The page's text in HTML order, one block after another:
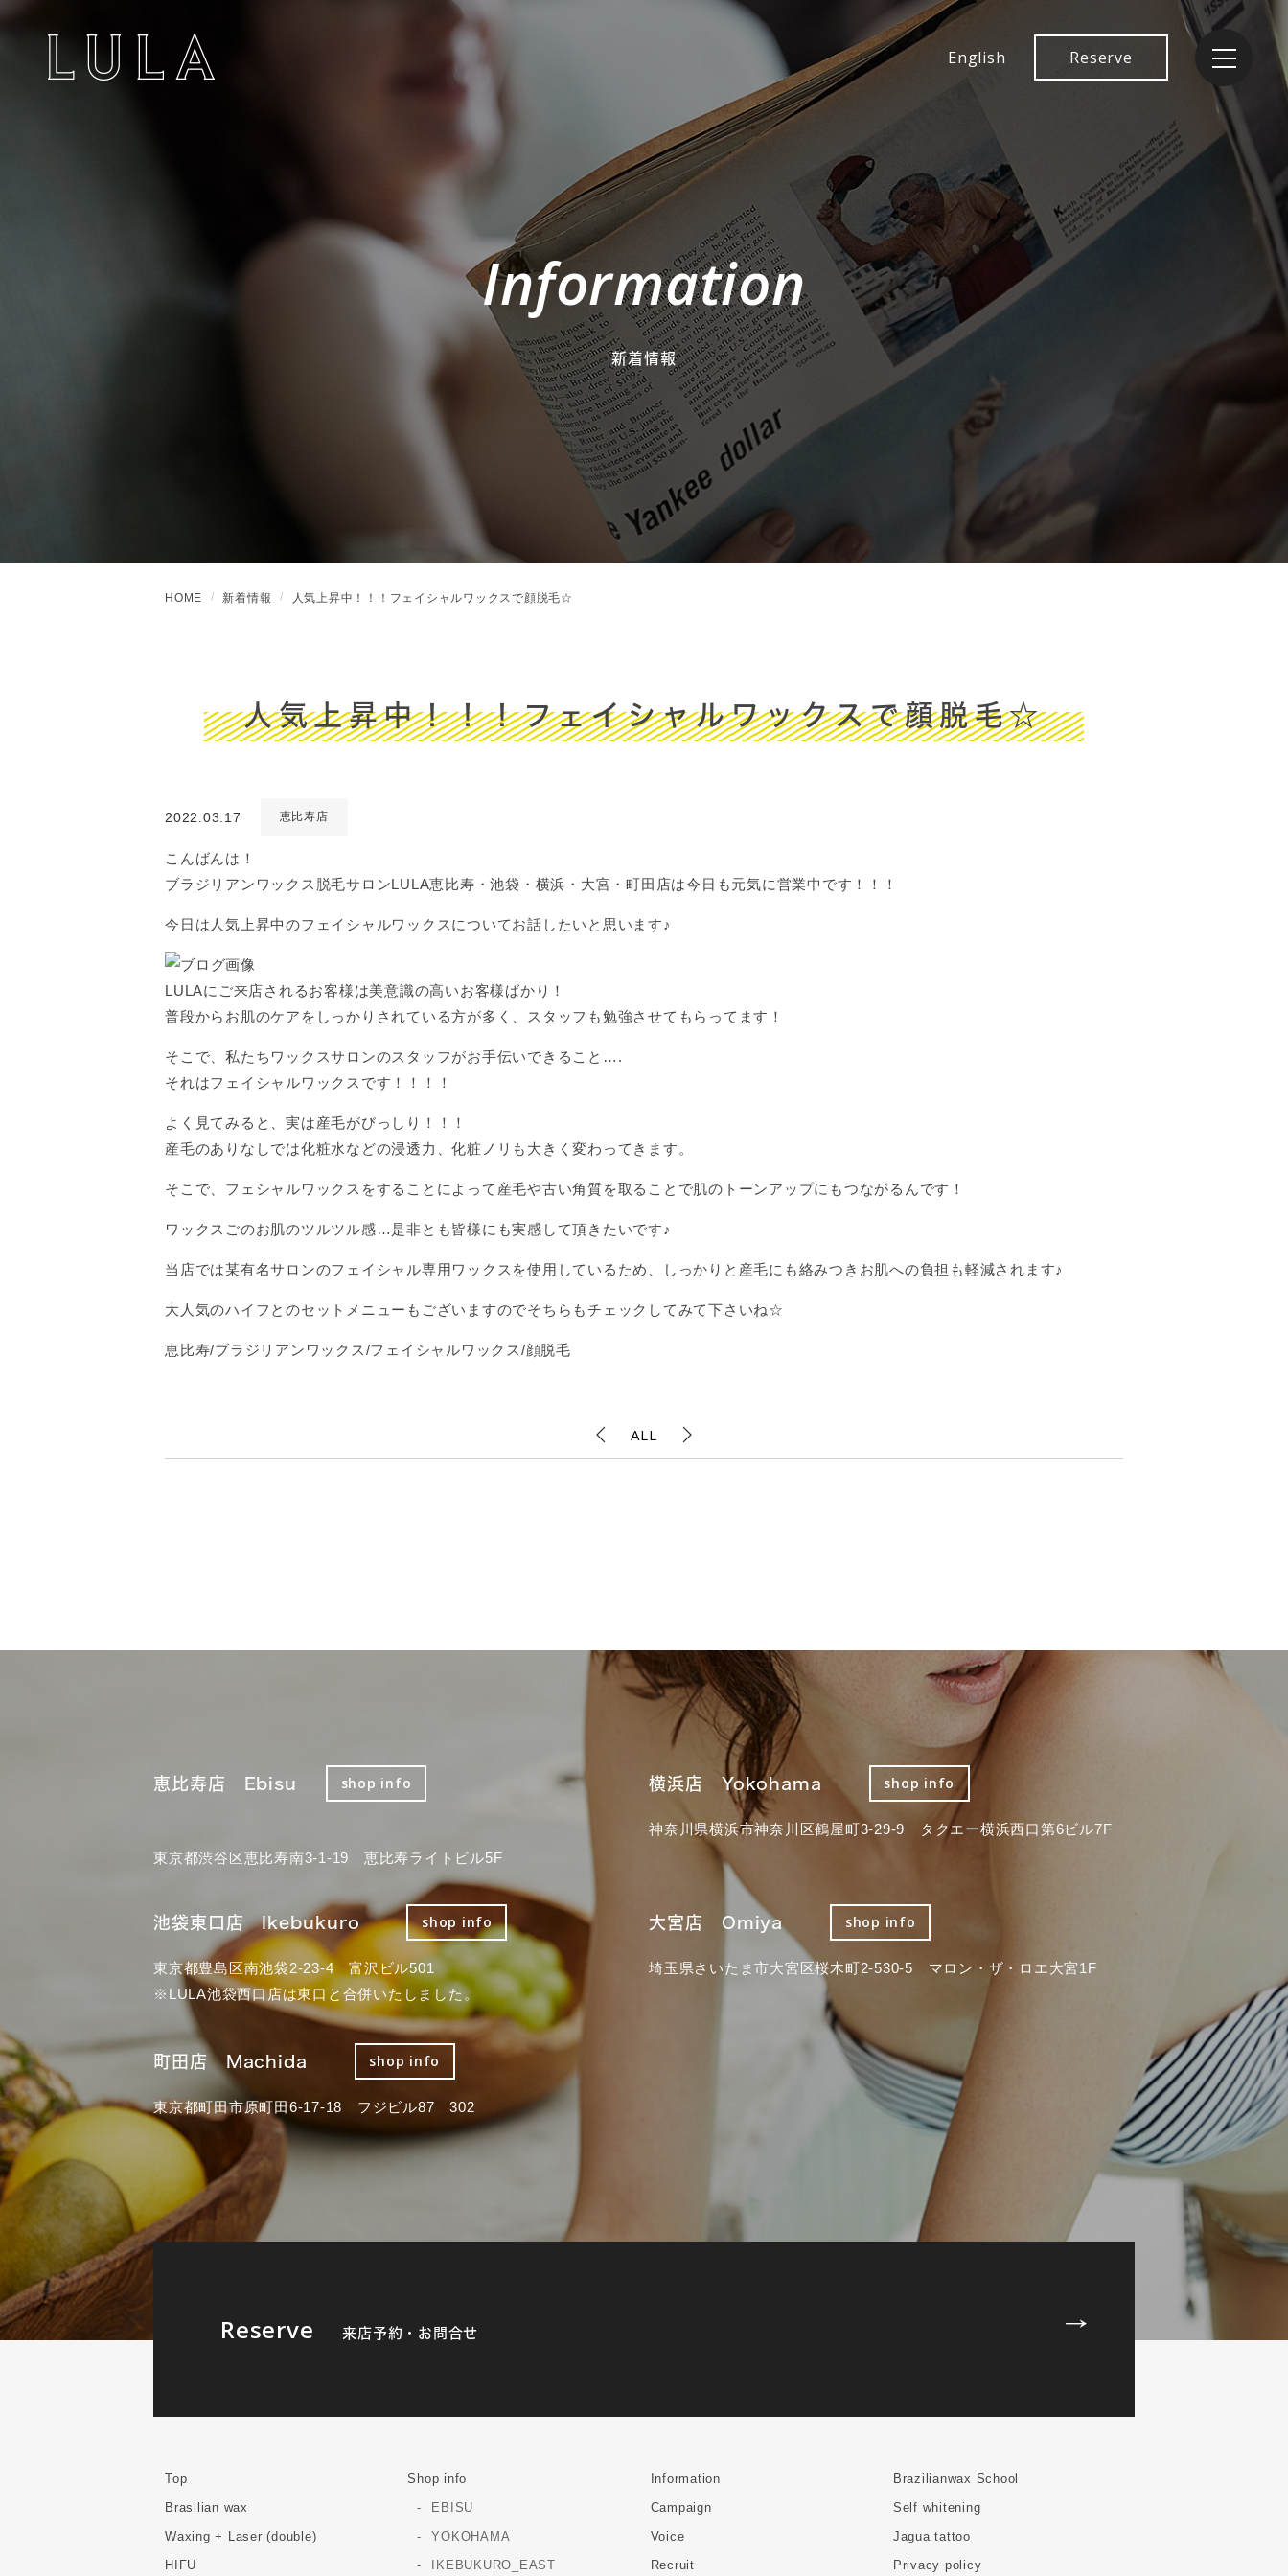
English Reserve
Information
新着情報
HOME 新着情報 人気上昇中！！！フェイシャルワックスで顔脱毛☆
人気上昇中！！！フェイシャルワックスで顔脱毛☆
2022.03.17 恵比寿店
こんばんは！
ブラジリアンワックス脱毛サロンLULA恵比寿・池袋・横浜・大宮・町田店は今日も元気に営業中です！！！
今日は人気上昇中のフェイシャルワックスについてお話したいと思います♪
LULAにご来店されるお客様は美意識の高いお客様ばかり！
普段からお肌のケアをしっかりされている方が多く、スタッフも勉強させてもらってます！
そこで、私たちワックスサロンのスタッフがお手伝いできること….
それはフェイシャルワックスです！！！！
よく見てみると、実は産毛がびっしり！！！
産毛のありなしでは化粧水などの浸透力、化粧ノリも大きく変わってきます。
そこで、フェシャルワックスをすることによって産毛や古い角質を取ることで肌のトーンアップにもつながるんです！
ワックスごのお肌のツルツル感…是非とも皆様にも実感して頂きたいです♪
当店では某有名サロンのフェイシャル専用ワックスを使用しているため、しっかりと産毛にも絡みつきお肌への負担も軽減されます♪
大人気のハイフとのセットメニューもございますのでそちらもチェックしてみて下さいね☆
恵比寿/ブラジリアンワックス/フェイシャルワックス/顔脱毛
ALL
恵比寿店 Ebisu shop info
東京都渋谷区恵比寿南3-1-19 恵比寿ライトビル5F
横浜店 Yokohama shop info
神奈川県横浜市神奈川区鶴屋町3-29-9 タクエー横浜西口第6ビル7F
池袋東口店 Ikebukuro shop info
東京都豊島区南池袋2-23-4 富沢ビル501
※LULA池袋西口店は東口と合併いたしました。
大宮店 Omiya shop info
埼玉県さいたま市大宮区桜木町2-530-5 マロン・ザ・ロエ大宮1F
町田店 Machida shop info
東京都町田市原町田6-17-18 フジビル87 302
Reserve 来店予約・お問合せ
Top
Brasilian wax
Waxing + Laser (double)
HIFU
Shop info
EBISU
YOKOHAMA
IKEBUKURO_EAST
Information
Campaign
Voice
Recruit
Brazilianwax School
Self whitening
Jagua tattoo
Privacy policy